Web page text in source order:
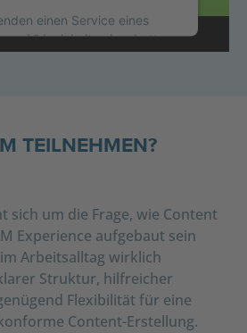
einen Service eines
um Videoinhalte einzubetten.
AKZEPTIEREN
byUsercentrics Consent
Platform
TEILNEHMEN?
sich um die Frage, wie Content
Experience aufgebaut sein
Arbeitsalltag wirklich
Struktur, hilfreicher
Flexibilität für eine
Content-Erstellung.